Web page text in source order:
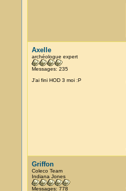
Axelle
archéologue expert
Messages: 235
J'ai fini HOD 3 moi :P
Griffon
Coleco Team
Indiana Jones
Messages: 778